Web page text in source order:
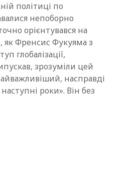
політиці по
непоборно
орієнтувався на
як Френсис Фукуяма з
глобалізації,
зрозуміли цей
насправді
роки». Він без